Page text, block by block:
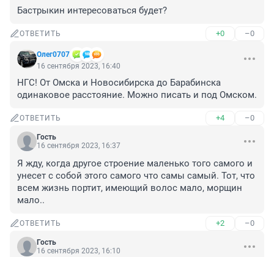
Бастрыкин интересоваться будет?
ОТВЕТИТЬ +0 –0
Олег0707
16 сентября 2023, 16:40
НГС! От Омска и Новосибирска до Барабинска
одинаковое расстояние. Можно писать и под Омском.
ОТВЕТИТЬ +4 –0
Гость
16 сентября 2023, 16:37
Я жду, когда другое строение маленько того самого и
унесет с собой этого самого что самы самый. Тот, что
всем жизнь портит, имеющий волос мало, морщин
мало..
ОТВЕТИТЬ +2 –0
Гость
16 сентября 2023, 16:10